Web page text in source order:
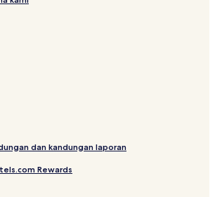
dan kandungan laporan
Rewards